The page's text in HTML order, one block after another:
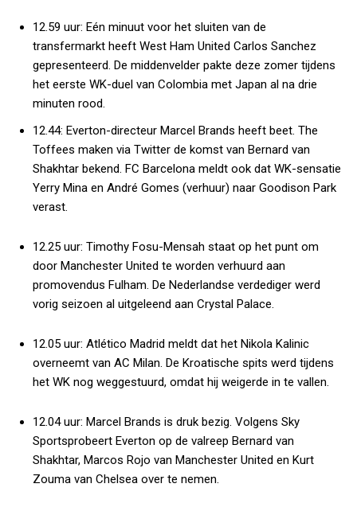
12.59 uur: Eén minuut voor het sluiten van de
transfermarkt heeft West Ham United Carlos Sanchez
gepresenteerd. De middenvelder pakte deze zomer tijdens
het eerste WK-duel van Colombia met Japan al na drie
minuten rood.
12.44: Everton-directeur Marcel Brands heeft beet. The
Toffees maken via Twitter de komst van Bernard van
Shakhtar bekend. FC Barcelona meldt ook dat WK-sensatie
Yerry Mina en André Gomes (verhuur) naar Goodison Park
verast.
12.25 uur: Timothy Fosu-Mensah staat op het punt om
door Manchester United te worden verhuurd aan
promovendus Fulham. De Nederlandse verdediger werd
vorig seizoen al uitgeleend aan Crystal Palace.
12.05 uur: Atlético Madrid meldt dat het Nikola Kalinic
overneemt van AC Milan. De Kroatische spits werd tijdens
het WK nog weggestuurd, omdat hij weigerde in te vallen.
12.04 uur: Marcel Brands is druk bezig. Volgens Sky
Sportsprobeert Everton op de valreep Bernard van
Shakhtar, Marcos Rojo van Manchester United en Kurt
Zouma van Chelsea over te nemen.